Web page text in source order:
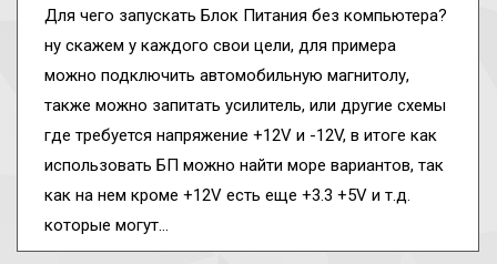
Для чего запускать Блок Питания без компьютера?
ну скажем у каждого свои цели, для примера
можно подключить автомобильную магнитолу,
также можно запитать усилитель, или другие схемы
где требуется напряжение +12V и -12V, в итоге как
использовать БП можно найти море вариантов, так
как на нем кроме +12V есть еще +3.3 +5V и т.д.
которые могут…